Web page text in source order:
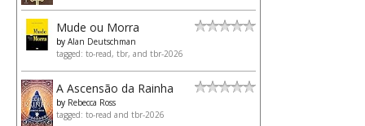
Mude ou Morra
by Alan Deutschman
tagged: to-read, tbr, and tbr-2026
A Ascensão da Rainha
by Rebecca Ross
tagged: to-read and tbr-2026